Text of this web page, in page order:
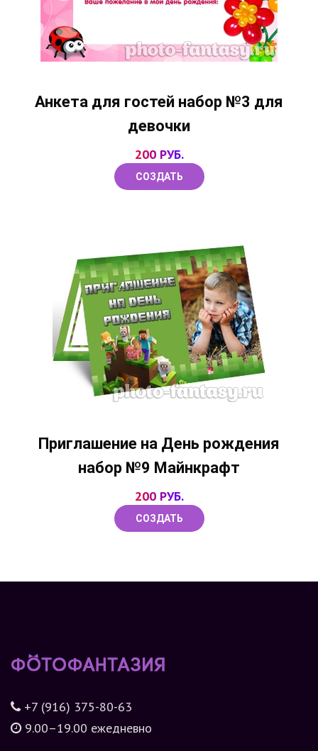
Анкета для гостей набор №3 для
девочки
200 РУБ.
СОЗДАТЬ
Приглашение на День рождения
набор №9 Майнкрафт
200 РУБ.
СОЗДАТЬ
+7 (916) 375-80-63
9.00–19.00 ежедневно